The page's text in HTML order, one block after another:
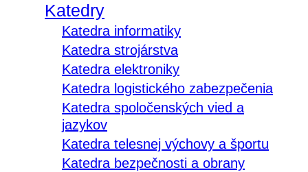
Katedry
Katedra informatiky
Katedra strojárstva
Katedra elektroniky
Katedra logistického zabezpečenia
Katedra spoločenských vied a
jazykov
Katedra telesnej výchovy a športu
Katedra bezpečnosti a obrany